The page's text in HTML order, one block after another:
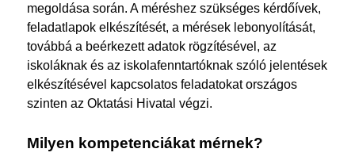
megoldása során. A méréshez szükséges kérdőívek,
feladatlapok elkészítését, a mérések lebonyolítását,
továbbá a beérkezett adatok rögzítésével, az
iskoláknak és az iskolafenntartóknak szóló jelentések
elkészítésével kapcsolatos feladatokat országos
szinten az Oktatási Hivatal végzi.
Milyen kompetenciákat mérnek?